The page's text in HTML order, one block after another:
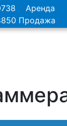
Аренда
Продажа